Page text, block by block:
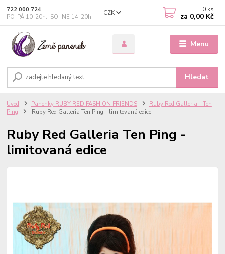
Menu
CZK
Hledat
722 000 724
PO-PÁ 10-20h., SO+NE 14-20h.
0 ks
za 0,00 Kč
Úvod Panenky RUBY RED FASHION FRIENDS
Ruby Red Galleria - Ten
Ping
Ruby Red Galleria Ten Ping - limitovaná edice
Ruby Red Galleria Ten Ping -
limitovaná edice